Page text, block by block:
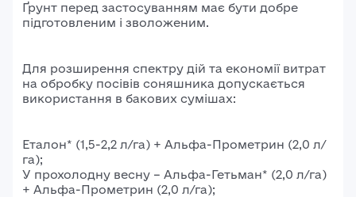
Ґрунт перед застосуванням має бути добре
підготовленим і зволоженим.
Для розширення спектру дій та економії витрат
на обробку посівів соняшника допускається
використання в бакових сумішах:
Еталон* (1,5-2,2 л/га) + Альфа-Прометрин (2,0 л/
га);
У прохолодну весну – Альфа-Гетьман* (2,0 л/га)
+ Альфа-Прометрин (2,0 л/га);